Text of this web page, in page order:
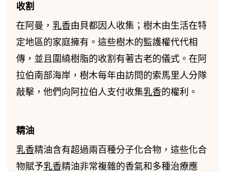
收割
在阿曼， 乳香由貝都因人收集；樹木由生活在特
定地區的家庭擁有。這些樹木的監護權代代相
傳，並且圍繞樹脂的收割有著古老的儀式。在阿
拉伯南部海岸，樹木每年由訪問的索馬里人分隊
敲擊，他們向阿拉伯人支付收集乳香的權利。
精油
乳香精油含有超過兩百種分子化合物，這些化合
物賦予乳香精油非常複雜的香氣和多種治療應